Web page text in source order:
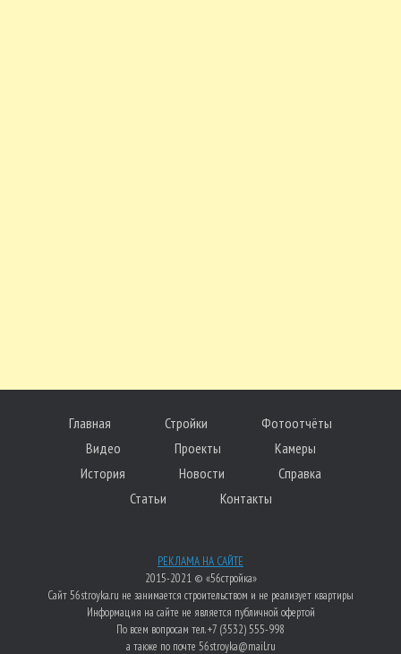
Главная Стройки
Фотоотчёты
Видео
Проекты
Камеры
История
Новости
Справка
Статьи
Контакты
РЕКЛАМА НА САЙТЕ
2015-2021 © «56стройка»
Сайт 56stroyka.ru не занимается строительством и не реализует квартиры
Информация на сайте не является публичной офертой
По всем вопросам тел. +7 (3532) 555-998
а также по почте 56stroyka@mail.ru